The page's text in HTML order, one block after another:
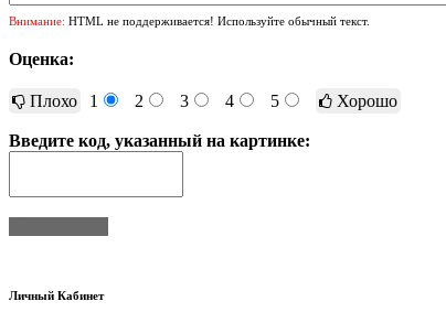
Внимание: HTML не поддерживается! Используйте обычный текст.
Оценка:
Плохо 1 2 3 4 5 Хорошо
Введите код, указанный на картинке:
Личный Кабинет